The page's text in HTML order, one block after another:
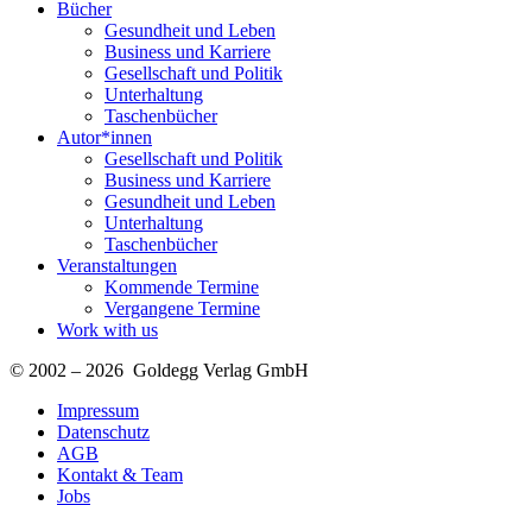
Bücher
Gesundheit und Leben
Business und Karriere
Gesellschaft und Politik
Unterhaltung
Taschenbücher
Autor*innen
Gesellschaft und Politik
Business und Karriere
Gesundheit und Leben
Unterhaltung
Taschenbücher
Veranstaltungen
Kommende Termine
Vergangene Termine
Work with us
© 2002 – 2026 Goldegg Verlag GmbH
Impressum
Datenschutz
AGB
Kontakt & Team
Jobs